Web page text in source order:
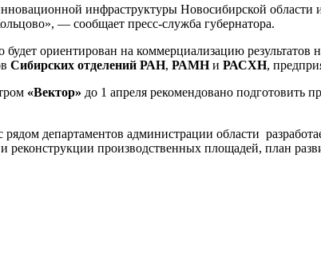
инфраструктуры Новосибирской
— сообщает пресс-служба губернатора.
будет ориентирован на коммерциализацию
Сибирских отделений РАН, РАМНи РАСХН,
«Вектор» до 1 апреля рекомендовано подготовить
департаментов администрации области
производственных площадей, план